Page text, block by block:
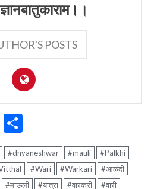
POSTS
Email
#dnyaneshwar #mauli
#Palkhi
#Wari #Warkari
#आळंदी
#माऊली #यात्रा #वारकरी #वारी